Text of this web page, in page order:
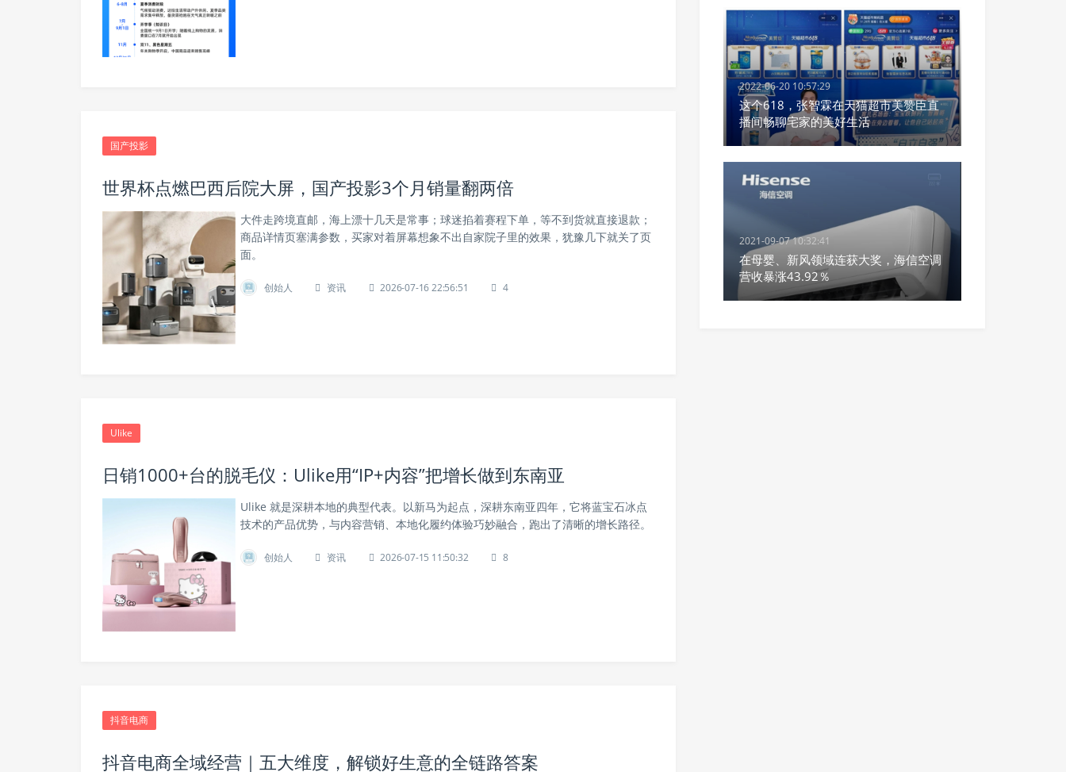
国产投影
世界杯点燃巴西后院大屏，国产投影3个月销量翻两倍
大件走跨境直邮，海上漂十几天是常事；球迷掐着赛程下单，等不到货就直接退款；
商品详情页塞满参数，买家对着屏幕想象不出自家院子里的效果，犹豫几下就关了页
面。
创始人 资讯 2026-07-16 22:56:51 4
Ulike
日销1000+台的脱毛仪：Ulike用“IP+内容”把增长做到东南亚
Ulike 就是深耕本地的典型代表。以新马为起点，深耕东南亚四年，它将蓝宝石冰点
技术的产品优势，与内容营销、本地化履约体验巧妙融合，跑出了清晰的增长路径。
创始人 资讯 2026-07-15 11:50:32 8
抖音电商
抖音电商全域经营｜五大维度，解锁好生意的全链路答案
2022-06-20 10:57:29
​这个618，张智霖在天猫超市美赞臣直
播间畅聊宅家的美好生活
2021-09-07 10:32:41
在母婴、新风领域连获大奖，海信空调
营收暴涨43.92％